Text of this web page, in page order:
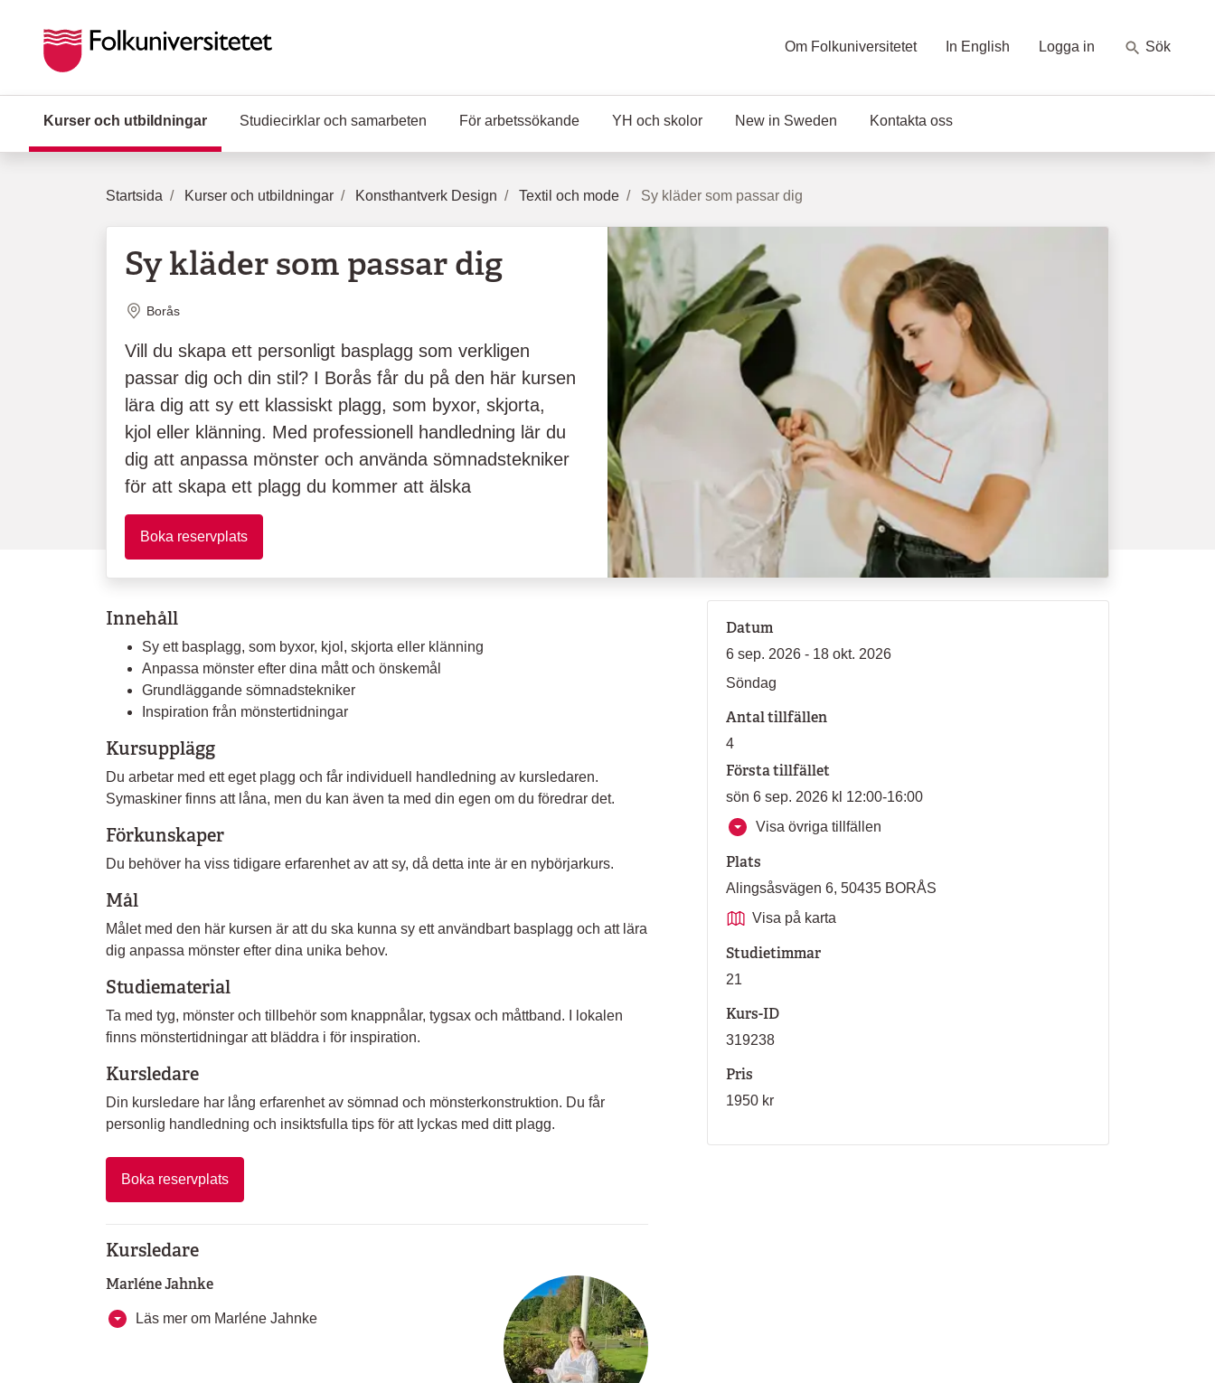
Om Folkuniversitetet In English Logga in Sök
Kurser och utbildningar (Aktuell sida)
Studiecirklar och samarbeten För arbetssökande YH och skolor New in Sweden Kontakta oss
Startsida Kurser och utbildningar Konsthantverk Design Textil och mode Sy kläder som passar dig
Sy kläder som passar dig
Plats
Borås
Vill du skapa ett personligt basplagg som verkligen
passar dig och din stil? I Borås får du på den här kursen
lära dig att sy ett klassiskt plagg, som byxor, skjorta,
kjol eller klänning. Med professionell handledning lär du
dig att anpassa mönster och använda sömnadstekniker
för att skapa ett plagg du kommer att älska
Boka reservplats
Innehåll
Sy ett basplagg, som byxor, kjol, skjorta eller klänning
Anpassa mönster efter dina mått och önskemål
Grundläggande sömnadstekniker
Inspiration från mönstertidningar
Kursupplägg
Du arbetar med ett eget plagg och får individuell handledning av kursledaren.
Symaskiner finns att låna, men du kan även ta med din egen om du föredrar det.
Förkunskaper
Du behöver ha viss tidigare erfarenhet av att sy, då detta inte är en nybörjarkurs.
Mål
Målet med den här kursen är att du ska kunna sy ett användbart basplagg och att lära
dig anpassa mönster efter dina unika behov.
Studiematerial
Ta med tyg, mönster och tillbehör som knappnålar, tygsax och måttband. I lokalen
finns mönstertidningar att bläddra i för inspiration.
Kursledare
Din kursledare har lång erfarenhet av sömnad och mönsterkonstruktion. Du får
personlig handledning och insiktsfulla tips för att lyckas med ditt plagg.
Boka reservplats
Kursledare
Marléne Jahnke
Läs mer om Marléne Jahnke
Datum
6 sep. 2026 - 18 okt. 2026
Söndag
Antal tillfällen
4
Första tillfället
sön 6 sep. 2026 kl 12:00-16:00
Visa övriga tillfällen
Plats
Alingsåsvägen 6, 50435 BORÅS
Visa på karta
Studietimmar
21
Kurs-ID
319238
Pris
1950 kr